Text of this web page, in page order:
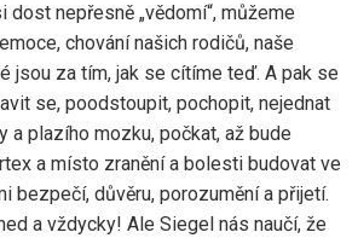
dost nepřesně „vědomí“, můžeme
chování našich rodičů, naše
jsou za tím, jak se cítíme teď. A pak se
se, poodstoupit, pochopit, nejednat
a plazího mozku, počkat, až bude
a místo zranění a bolesti budovat ve
bezpečí, důvěru, porozumění a přijetí.
a vždycky! Ale Siegel nás naučí, že